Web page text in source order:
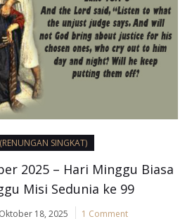
(RENUNGAN SINGKAT)
2025 – Hari Minggu Biasa
Misi Sedunia ke 99
Oktober 18, 2025 1 Comment